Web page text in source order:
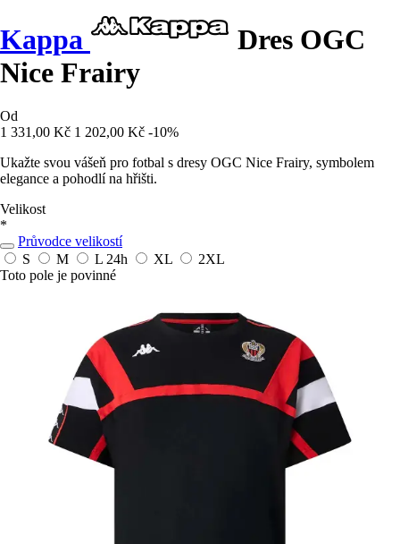
Kappa
Dres OGC
Nice Frairy
Od
1 331,00 Kč 1 202,00 Kč -10%
Ukažte svou vášeň pro fotbal s dresy OGC Nice Frairy, symbolem
elegance a pohodlí na hřišti.
Velikost
*
Průvodce velikostí
S
M L 24h XL
2XL
Toto pole je povinné